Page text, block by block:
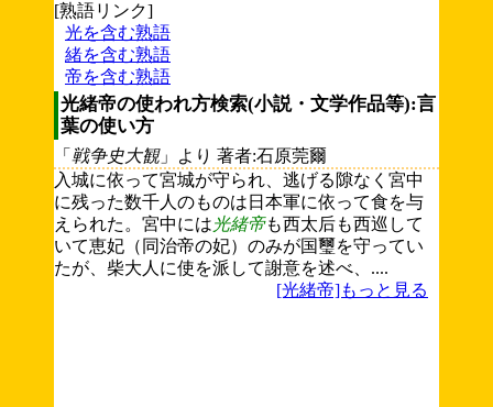
[熟語リンク]
光を含む熟語
緒を含む熟語
帝を含む熟語
光緒帝の使われ方検索(小説・文学作品等):言
葉の使い方
「 戦争史大観」より 著者:石原莞爾
入城に依って宮城が守られ、逃げる隙なく宮中
に残った数千人のものは日本軍に依って食を与
えられた。宮中には光緒帝も西太后も西巡して
いて恵妃（同治帝の妃）のみが国璽を守ってい
たが、柴大人に使を派して謝意を述べ、....
[光緒帝]もっと見る